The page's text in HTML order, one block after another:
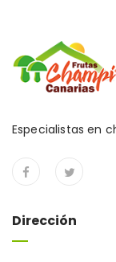
Especialistas en
Dirección